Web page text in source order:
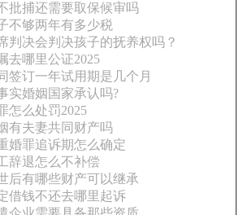
批捕还需要取保候审吗
不够两年有多少税
判决会判决孩子的抚养权吗？
去哪里公证2025
签订一年试用期是几个月
实婚姻国家承认吗?
怎么处罚2025
有夫妻共同财产吗
婚罪追诉期怎么确定
辞退怎么不补偿
后有哪些财产可以继承
借钱不还去哪里起诉